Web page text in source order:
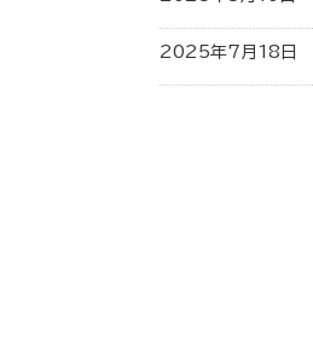
2025年7月18日